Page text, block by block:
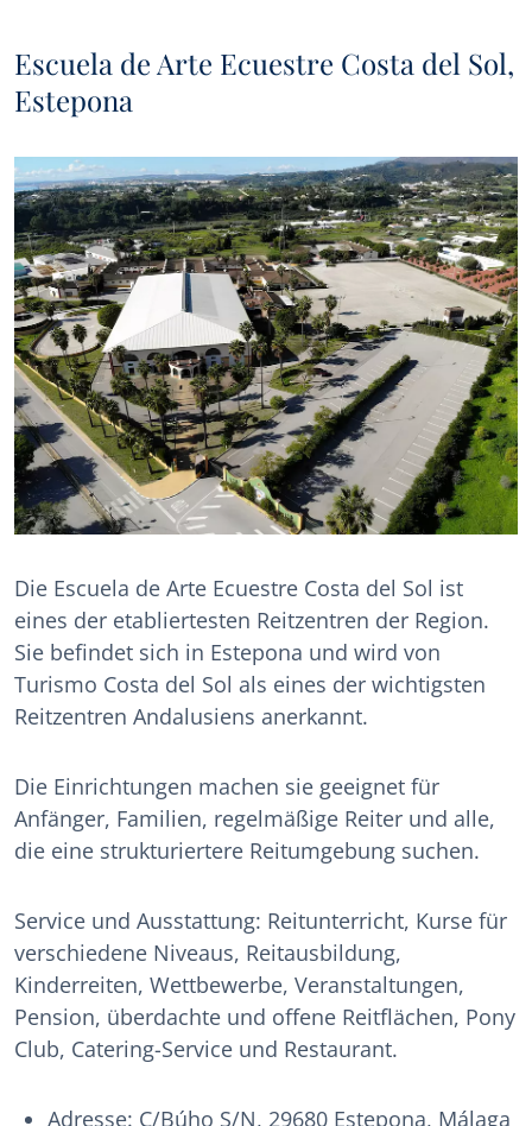
Escuela de Arte Ecuestre Costa del Sol,
Estepona
Die Escuela de Arte Ecuestre Costa del Sol ist
eines der etabliertesten Reitzentren der Region.
Sie befindet sich in Estepona und wird von
Turismo Costa del Sol als eines der wichtigsten
Reitzentren Andalusiens anerkannt.
Die Einrichtungen machen sie geeignet für
Anfänger, Familien, regelmäßige Reiter und alle,
die eine strukturiertere Reitumgebung suchen.
Service und Ausstattung: Reitunterricht, Kurse für
verschiedene Niveaus, Reitausbildung,
Kinderreiten, Wettbewerbe, Veranstaltungen,
Pension, überdachte und offene Reitflächen, Pony
Club, Catering-Service und Restaurant.
Adresse: C/Búho S/N, 29680 Estepona, Málaga